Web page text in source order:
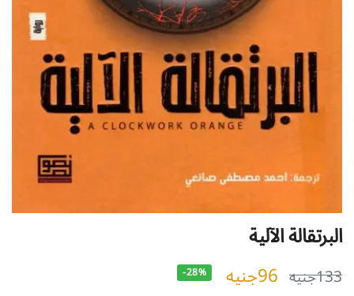
البرتقالة الآلية
133جنيه 96جنيه -28%